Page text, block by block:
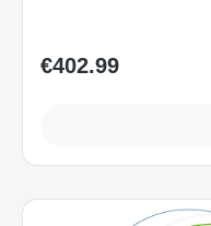
Regular price:
€402.99